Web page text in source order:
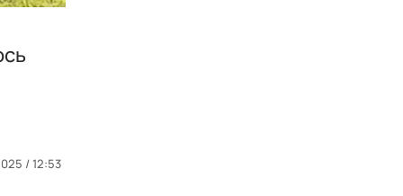
/ 12:53